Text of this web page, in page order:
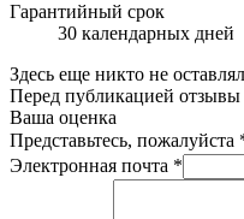
Гарантийный срок
30 календарных дней
Здесь еще никто не
Перед публикацией
Ваша оценка
Представьтесь, пожалуйста
Электронная почта *